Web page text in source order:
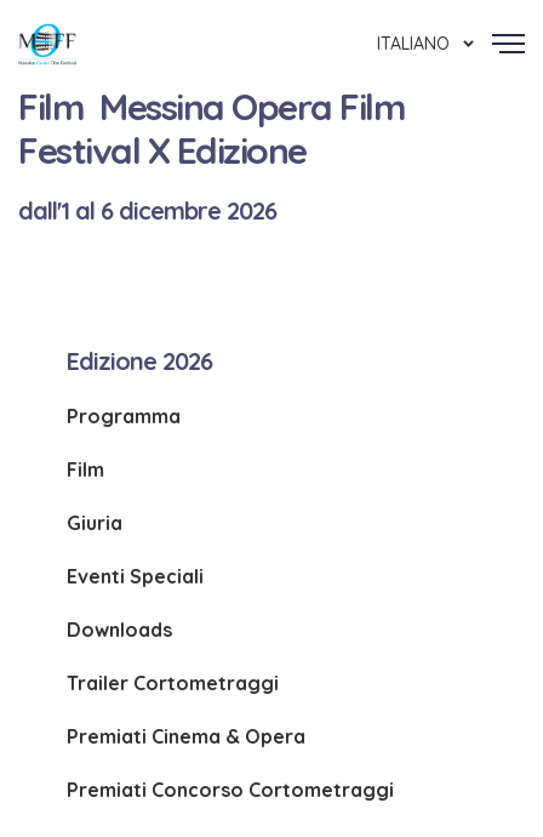
ITALIANO
Film Messina Opera Film
Festival X Edizione
dall'1 al 6 dicembre 2026
Edizione 2026
Programma
Film
Giuria
Eventi Speciali
Downloads
Trailer Cortometraggi
Premiati Cinema & Opera
Premiati Concorso Cortometraggi